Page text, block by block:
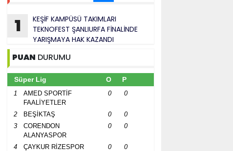
1
KEŞİF KAMPÜSÜ TAKIMLARI
TEKNOFEST ŞANLIURFA FİNALİNDE
YARIŞMAYA HAK KAZANDI
PUAN DURUMU
Süper Lig O P
1
AMED SPORTİF
FAALİYETLER
0 0
2 BEŞİKTAŞ 0
0
3
CORENDON
ALANYASPOR
0 0
4 ÇAYKUR RİZESPOR 0
0